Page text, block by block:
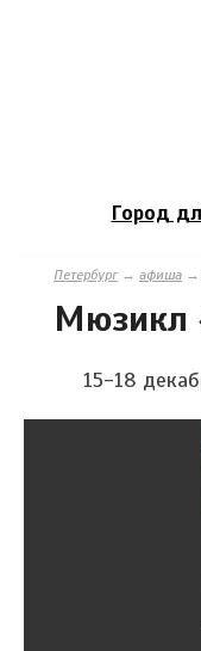
Город
Петербург→ афиша →
Мюзикл
15-18